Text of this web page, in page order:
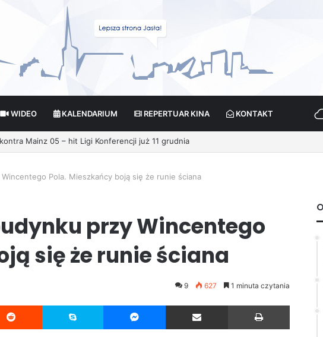
WIDEO KALENDARIUM REPERTUAR KINA KONTAKT
czy Fikcja?
Pola. Mieszkańcy boją się że runie ściana
przy Wincentego
się że runie ściana
9 627 1 minuta czytania
Reddit Skype Messenger Udostępnij przez Email